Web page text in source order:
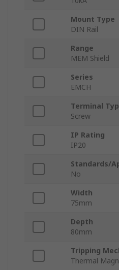
Mount Type
DIN Rail
Range
MEM Shield
Series
EMCH
Terminal
Screw
IP Rating
IP20
Standards/
No
Width
75mm
Depth
80mm
Tripping
Thermal